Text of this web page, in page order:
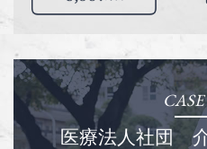
医療法人社団